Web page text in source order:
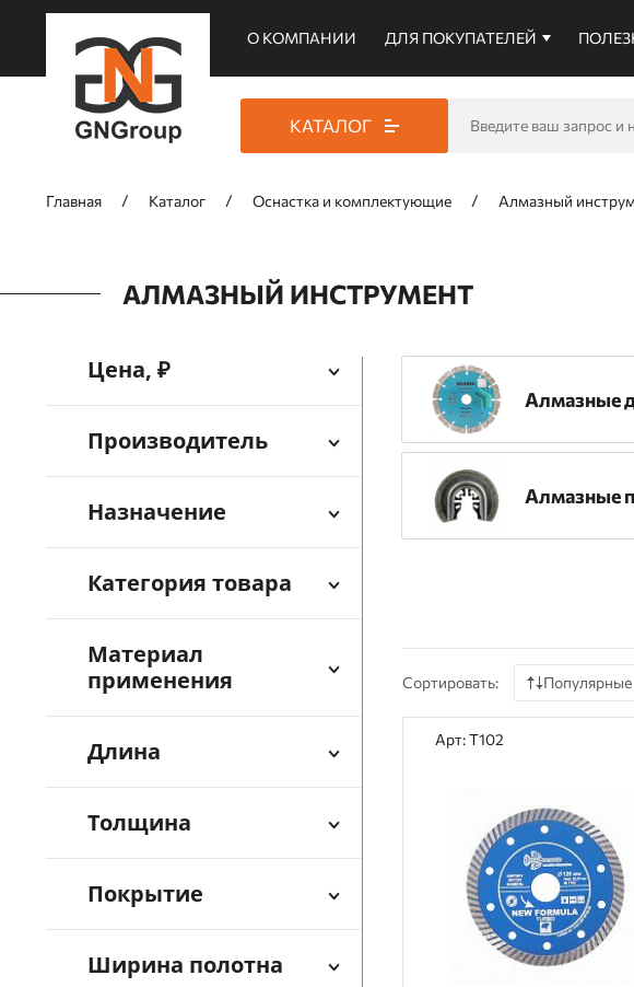
О КОМПАНИИ ДЛЯ ПОКУПАТЕЛЕЙ
КАТАЛОГ
Главная Каталог Оснастка и комплектующие Алмазный
АЛМАЗНЫЙ ИНСТРУМЕНТ
Цена, ₽
Производитель
Назначение
Категория товара
Материал
применения
Длина
Толщина
Покрытие
Ширина полотна
Алмазные
Алмазные
Сортировать: Популярные
По цене
По отзывам
Арт: T102